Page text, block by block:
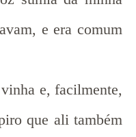
e era comum
e, facilmente,
que ali também